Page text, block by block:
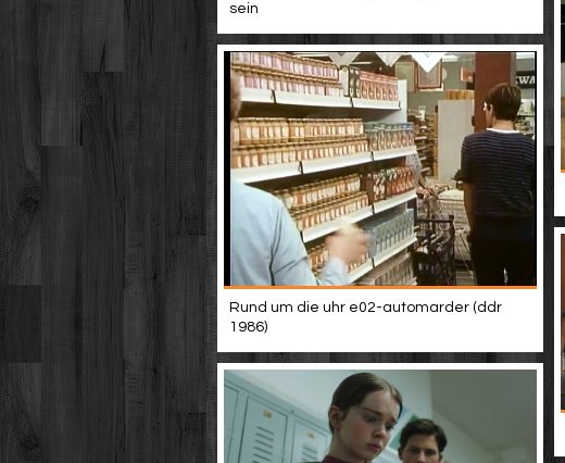
sein
Rund um die uhr e02-automarder (ddr
1986)